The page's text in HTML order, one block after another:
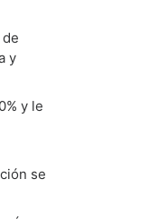
y
y le
se